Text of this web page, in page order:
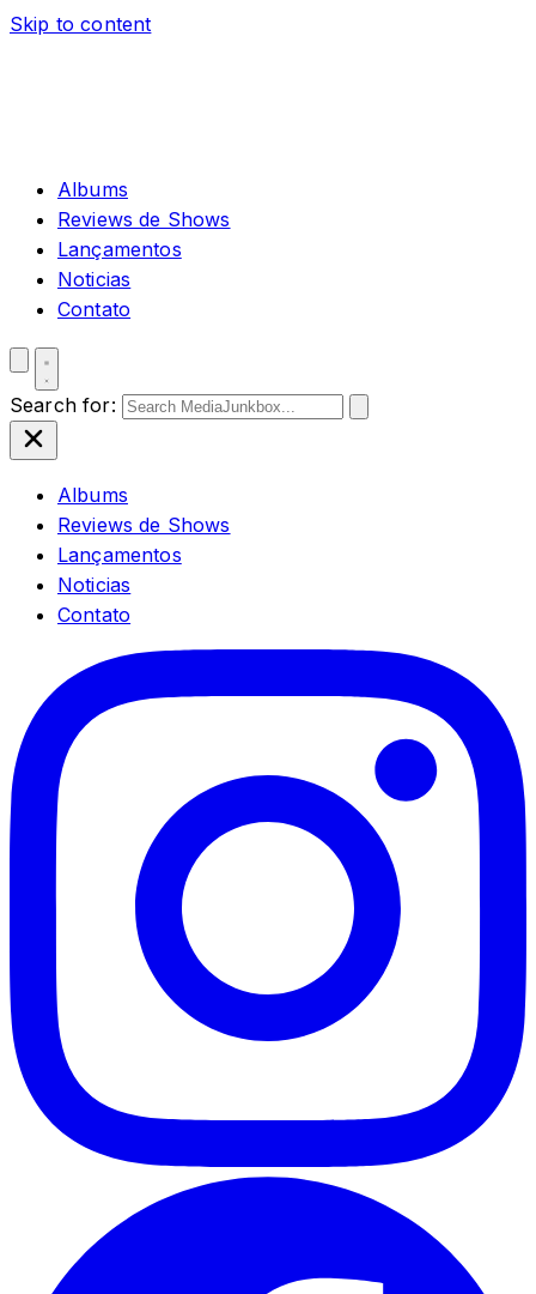
Skip to content
Albums
Reviews de Shows
Lançamentos
Noticias
Contato
Search for:
Albums
Reviews de Shows
Lançamentos
Noticias
Contato